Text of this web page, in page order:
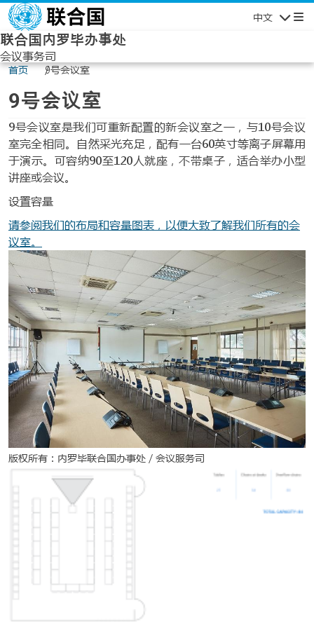
Skip to main content
中文
导航
联合国内罗毕办事处
会议事务司
首页 9号会议室
9号会议室
正文
9号会议室是我们可重新配置的新会议室之一，与10号会议
室完全相同。自然采光充足，配有一台60英寸等离子屏幕用
于演示。可容纳90至120人就座，不带桌子，适合举办小型
讲座或会议。
设置容量
请参阅我们的布局和容量图表，以便大致了解我们所有的会
议室。
版权所有：内罗毕联合国办事处 / 会议服务司